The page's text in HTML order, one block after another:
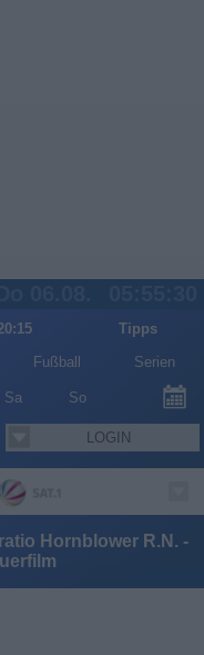
Tipps
Fußball Serien
Sa So
LOGIN
Hornblower R.N. -